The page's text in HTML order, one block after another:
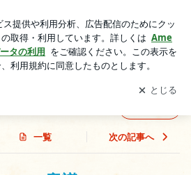
て ブログの更新通知
を受け取りまし
開く
一覧 次の記事へ